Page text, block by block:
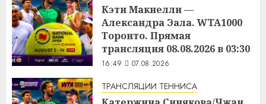
Кэти Макнелли —
Александра Эала. WTA1000
Торонто. Прямая
трансляция 08.08.2026 в 03:30
16:49 07.08.2026
ТРАНСЛЯЦИИ ТЕННИСА